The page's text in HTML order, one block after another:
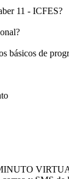
11 - ICFES?
básicos de